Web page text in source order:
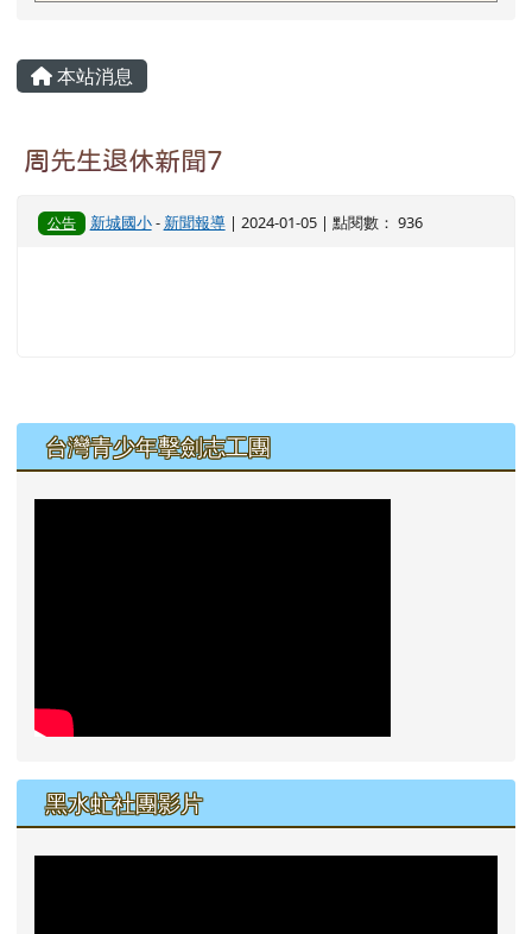
主內容區域
本站消息
周先生退休新聞7
公告 新城國小- 新聞報導| 2024-01-05 | 點閱數： 936
左邊區域內容
台灣青少年擊劍志工團
黑水虻社團影片